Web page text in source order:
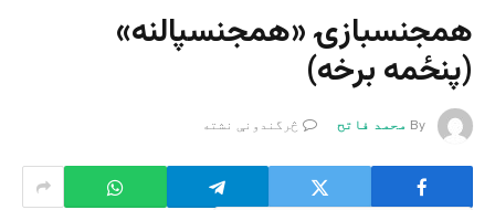
همجنسبازۍ «همجنسپالنه»
(پنځمه برخه)
By محمد فاتح څرگندونې نشته